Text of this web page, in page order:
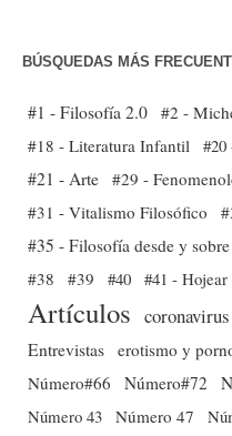
BÚSQUEDAS MÁS
#1 - Filosofía 2.0 #2 -
#18 - Literatura Infantil #20
#21 - Arte #29 -
#31 - Vitalismo Filosófico
#35 - Filosofía desde y
#38
#39 #40 #41 -
Artículos coronavirus
Entrevistas erotismo y
Número#66
Número#72
Número 43 Número 47